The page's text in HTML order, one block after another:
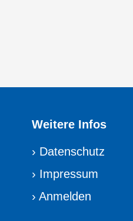
Weitere Infos
› Datenschutz
› Impressum
› Anmelden